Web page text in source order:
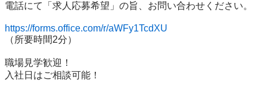
電話にて「求人応募希望」の旨、お問い合わせください。
https://forms.office.com/r/aWFy1TcdXU
（所要時間2分）
職場見学歓迎！
入社日はご相談可能！